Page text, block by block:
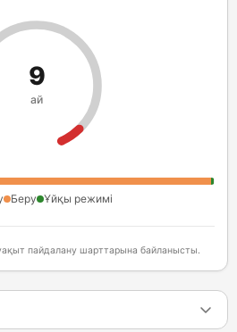
9
ай
Беру Ұйқы режимі
пайдалану шарттарына байланысты.